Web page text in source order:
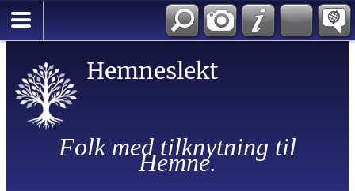
Hemneslekt
Folk med tilknytning til
Hemne.